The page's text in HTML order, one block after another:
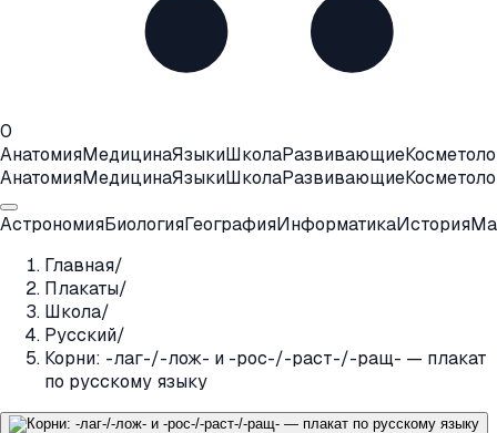
0
АнатомияМедицинаЯзыкиШколаРазвивающие
АнатомияМедицинаЯзыкиШколаРазвивающие
АстрономияБиологияГеографияИнформатикаИстория
Главная/
Плакаты/
Школа/
Русский/
Корни: -лаг-/-лож- и -рос-/-раст-/-ращ- — плакат
по русскому языку